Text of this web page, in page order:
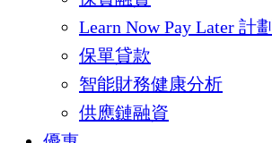
Learn Now Pay Later 計劃
保單貸款
智能財務健康分析
供應鏈融資